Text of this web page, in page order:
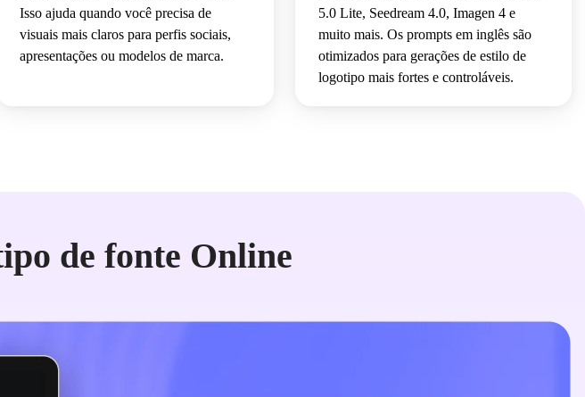
Isso ajuda quando você precisa de
visuais mais claros para perfis sociais,
apresentações ou modelos de marca.
5.0 Lite, Seedream 4.0, Imagen 4 e
muito mais. Os prompts em inglês são
otimizados para gerações de estilo de
logotipo mais fortes e controláveis.
de fonte Online